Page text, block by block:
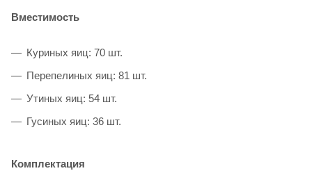
Вместимость
Куриных яиц: 70 шт.
Перепелиных яиц: 81 шт.
Утиных яиц: 54 шт.
Гусиных яиц: 36 шт.
Комплектация